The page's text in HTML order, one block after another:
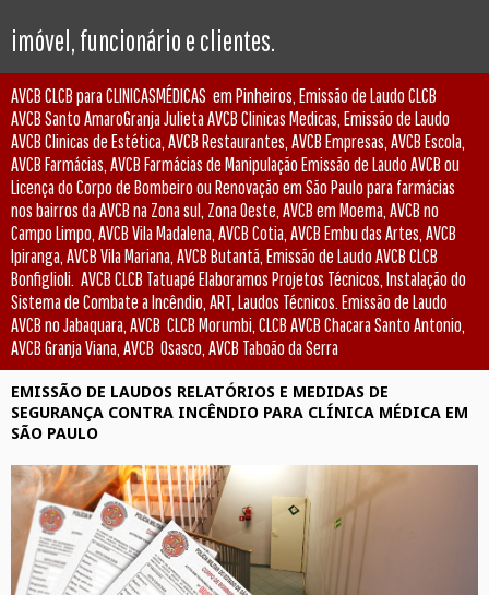
imóvel, funcionário e clientes.
AVCB CLCB para CLINICASMÉDICAS em Pinheiros, Emissão de Laudo CLCB
AVCB Santo AmaroGranja Julieta AVCB Clinicas Medicas, Emissão de Laudo
AVCB Clinicas de Estética, AVCB Restaurantes, AVCB Empresas, AVCB Escola,
AVCB Farmácias, AVCB Farmácias de Manipulação Emissão de Laudo AVCB ou
Licença do Corpo de Bombeiro ou Renovação em São Paulo para farmácias
nos bairros da AVCB na Zona sul, Zona Oeste, AVCB em Moema, AVCB no
Campo Limpo, AVCB Vila Madalena, AVCB Cotia, AVCB Embu das Artes, AVCB
Ipiranga, AVCB Vila Mariana, AVCB Butantã, Emissão de Laudo AVCB CLCB
Bonfiglioli. AVCB CLCB Tatuapé Elaboramos Projetos Técnicos, Instalação do
Sistema de Combate a Incêndio, ART, Laudos Técnicos. Emissão de Laudo
AVCB no Jabaquara, AVCB CLCB Morumbi, CLCB AVCB Chacara Santo Antonio,
AVCB Granja Viana, AVCB Osasco, AVCB Taboão da Serra
EMISSÃO DE LAUDOS RELATÓRIOS E MEDIDAS DE
SEGURANÇA CONTRA INCÊNDIO PARA CLÍNICA MÉDICA EM
SÃO PAULO